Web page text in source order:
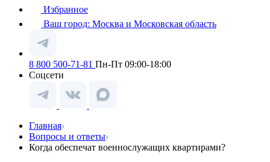
Избранное
Ваш город: Москва и Московская область
8 800 500-71-81 Пн-Пт 09:00-18:00
Соцсети
Главная
Вопросы и ответы
Когда обеспечат военнослужащих квартирами?